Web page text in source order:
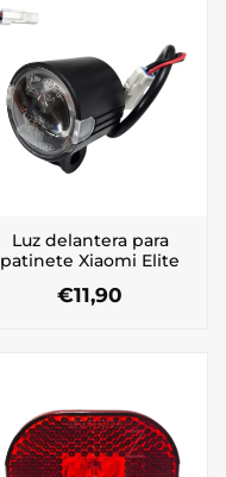
Luz delantera para
patinete Xiaomi Elite
€11,90